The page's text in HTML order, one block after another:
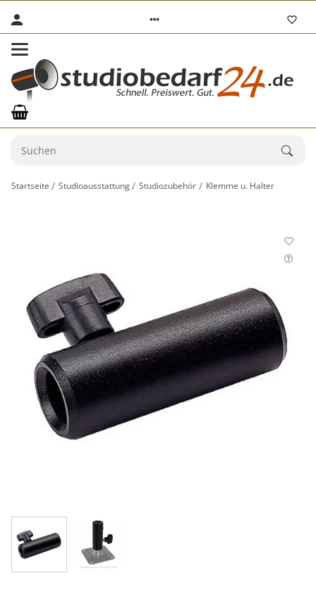
Startseite Studioausstattung Studiozubehör Klemme u. Halter